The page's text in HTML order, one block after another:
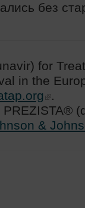
без
for
in the
.
&